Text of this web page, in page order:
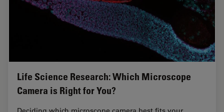
Life Science Research: Which Microscope
Camera is Right for You?